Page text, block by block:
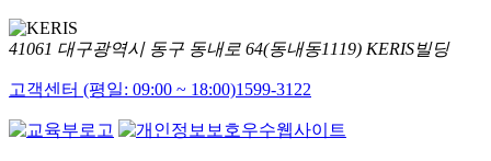
41061 대구광역시 동구 동내로 64(동내동1119) KERIS빌딩
고객센터 (평일: 09:00 ~ 18:00)1599-3122